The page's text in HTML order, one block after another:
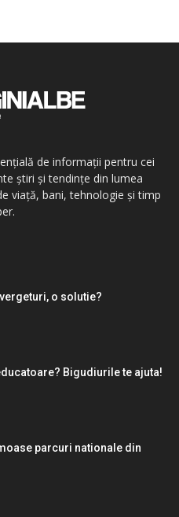
de informații pentru cei
știri și tendințe din lumea
viață, bani, tehnologie și timp
o solutie?
Bigudiurile te ajuta!
parcuri nationale din